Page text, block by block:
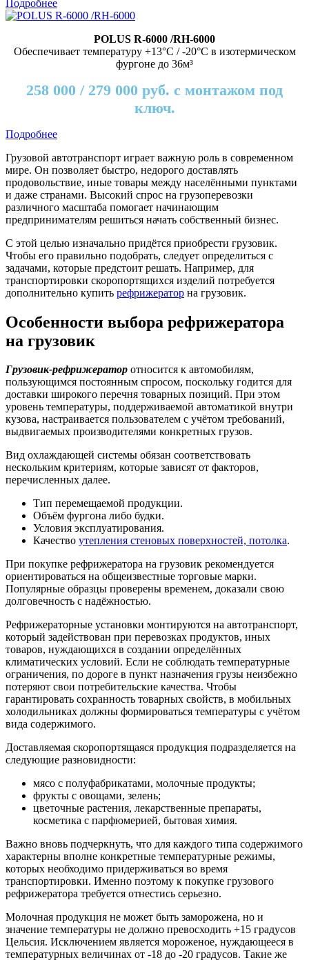
Подробнее
POLUS R-6000 /RH-6000
Обеспечивает температуру +13°C / -20°C в изотермическом
фургоне до 36м³
258 000 / 279 000 руб. с монтажом под
ключ.
Подробнее
Грузовой автотранспорт играет важную роль в современном
мире. Он позволяет быстро, недорого доставлять
продовольствие, иные товары между населёнными пунктами
и даже странами. Высокий спрос на грузоперевозки
различного масштаба помогает начинающим
предпринимателям решиться начать собственный бизнес.
С этой целью изначально придётся приобрести грузовик.
Чтобы его правильно подобрать, следует определиться с
задачами, которые предстоит решать. Например, для
транспортировки скоропортящихся изделий потребуется
дополнительно купить рефрижератор на грузовик.
Особенности выбора рефрижератора
на грузовик
Грузовик-рефрижератор относится к автомобилям,
пользующимся постоянным спросом, поскольку годится для
доставки широкого перечня товарных позиций. При этом
уровень температуры, поддерживаемой автоматикой внутри
кузова, настраивается пользователем с учётом требований,
выдвигаемых производителями конкретных грузов.
Вид охлаждающей системы обязан соответствовать
нескольким критериям, которые зависят от факторов,
перечисленных далее.
Тип перемещаемой продукции.
Объём фургона либо будки.
Условия эксплуатирования.
Качество утепления стеновых поверхностей, потолка.
При покупке рефрижератора на грузовик рекомендуется
ориентироваться на общеизвестные торговые марки.
Популярные образцы проверены временем, доказали свою
долговечность с надёжностью.
Рефрижераторные установки монтируются на автотранспорт,
который задействован при перевозках продуктов, иных
товаров, нуждающихся в создании определённых
климатических условий. Если не соблюдать температурные
ограничения, по дороге в пункт назначения грузы неизбежно
потеряют свои потребительские качества. Чтобы
гарантировать сохранность товарных свойств, в мобильных
холодильниках должны формироваться температуры с учётом
вида содержимого.
Доставляемая скоропортящаяся продукция подразделяется на
следующие разновидности:
мясо с полуфабрикатами, молочные продукты;
фрукты с овощами, зелень;
цветочные растения, лекарственные препараты,
косметика с парфюмерией, бытовая химия.
Важно вновь подчеркнуть, что для каждого типа содержимого
характерны вполне конкретные температурные режимы,
которых необходимо придерживаться во время
транспортировки. Именно поэтому к покупке грузового
рефрижератора требуется отнестись серьезно.
Молочная продукция не может быть заморожена, но и
значение температуры не должно превосходить +15 градусов
Цельсия. Исключением является мороженое, нуждающееся в
температурных величинах от -18 до -20 градусов. Такие же